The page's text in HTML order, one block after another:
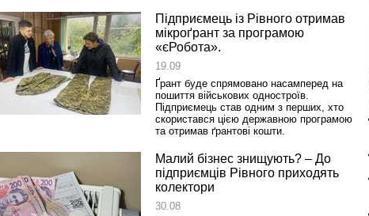
Підприємець із Рівного отримав
мікроґрант за програмою
«єРобота».
19.09
Ґрант буде спрямовано насамперед на
пошиття військових одностроїв.
Підприємець став одним з перших, хто
скористався цією державною програмою
та отримав ґрантові кошти.
Малий бізнес знищують? – До
підприємців Рівного приходять
колектори
30.08